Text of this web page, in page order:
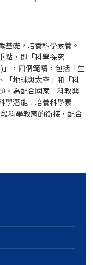
基礎，培養科學素養。
點，即「科學探究
，四個範疇，包括「生
「地球與太空」和「科
。為配合國家「科教興
學潛能；培養科學素
科學教育的銜接，配合